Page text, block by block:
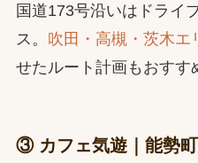
国道173号沿いはドライ
ス。 吹田・高槻・茨木エ
せたルート計画もおすす
③ カフェ気遊｜能勢